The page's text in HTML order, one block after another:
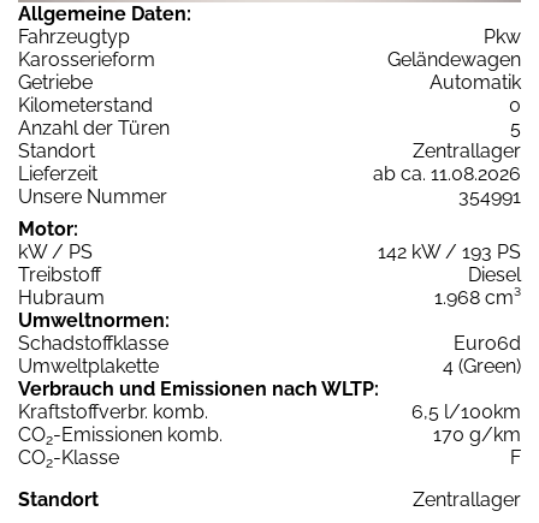
Allgemeine Daten:
Fahrzeugtyp
Pkw
Karosserieform
Geländewagen
Getriebe
Automatik
Kilometerstand
0
Anzahl der Türen
5
Standort
Zentrallager
Lieferzeit
ab ca. 11.08.2026
Unsere Nummer
354991
Motor:
kW / PS
142 kW / 193 PS
Treibstoff
Diesel
Hubraum
1.968 cm³
Umweltnormen:
Schadstoffklasse
Euro6d
Umweltplakette
4 (Green)
Verbrauch und Emissionen nach WLTP:
Kraftstoffverbr. komb.
6,5 l/100km
CO2-Emissionen komb.
170 g/km
CO2-Klasse
F
Standort
Zentrallager